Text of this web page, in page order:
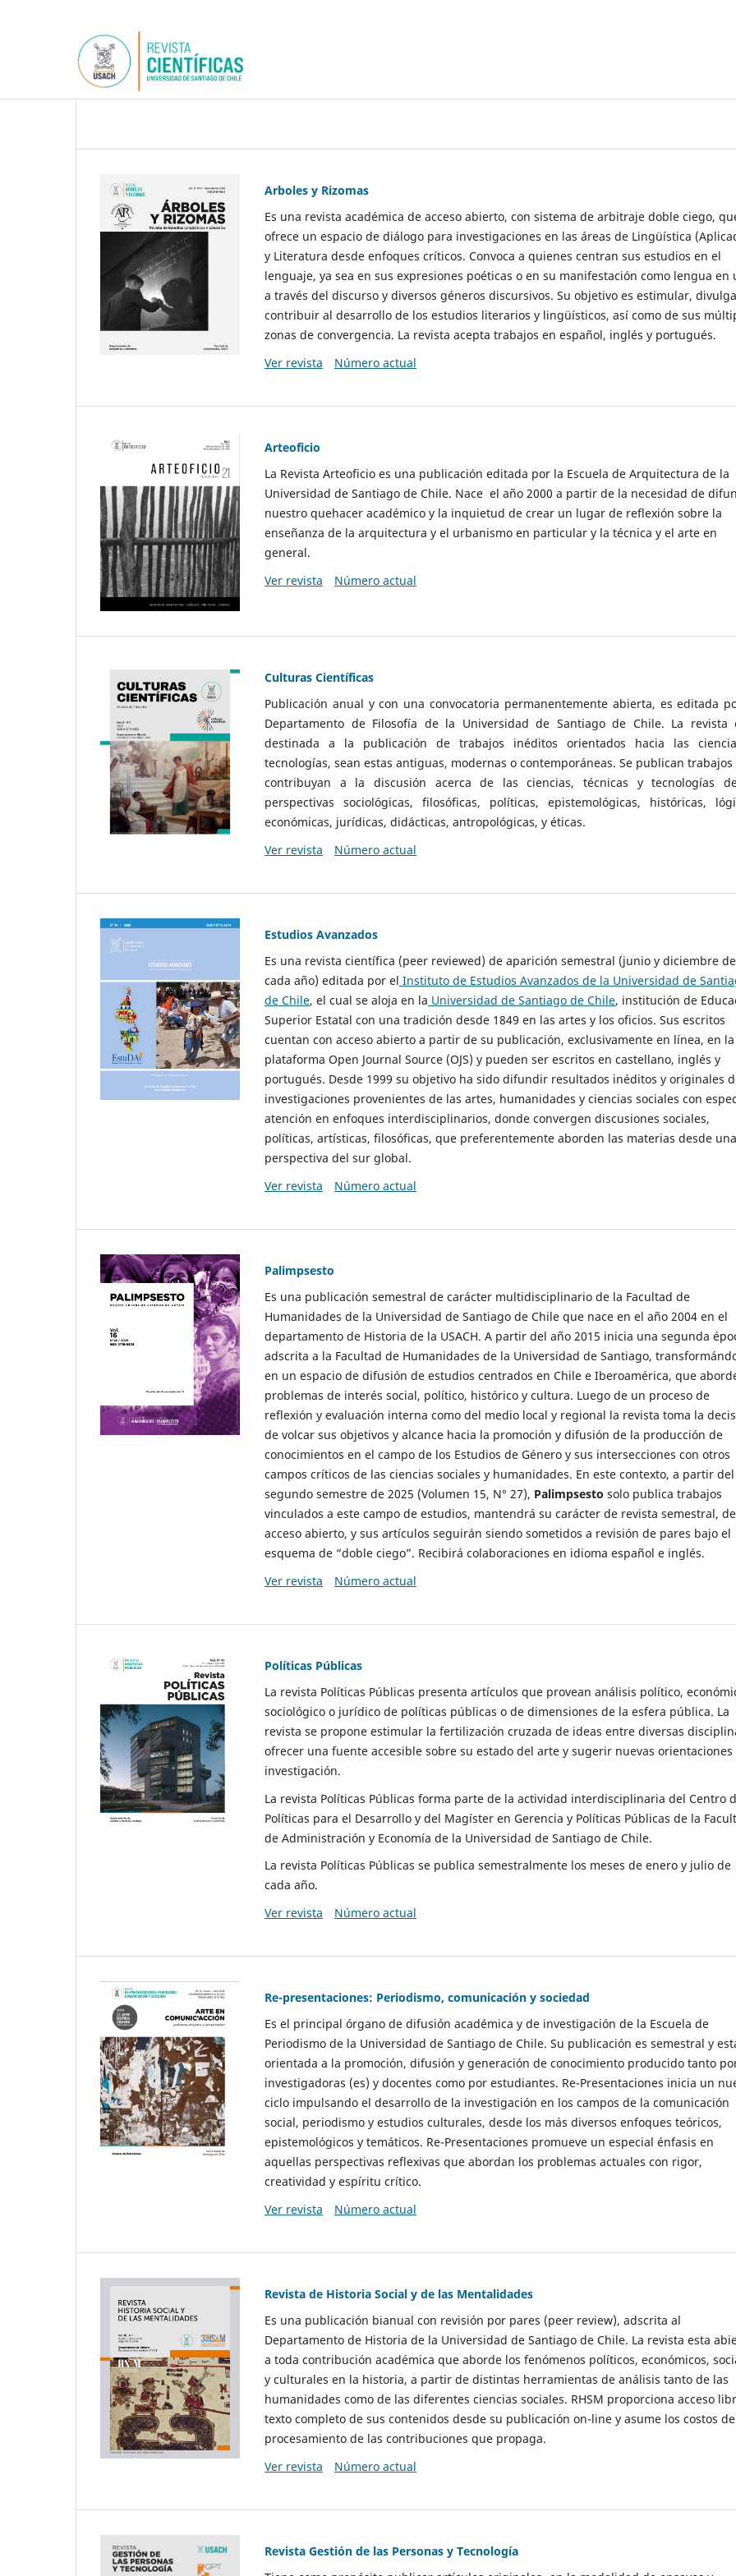
Arboles y Rizomas
Es una revista académica de acceso abierto, con sistema de arbitraje doble ciego,
ofrece un espacio de diálogo para investigaciones en las áreas de Lingüística
y Literatura desde enfoques críticos. Convoca a quienes centran sus estudios en el
lenguaje, ya sea en sus expresiones poéticas o en su manifestación como lengua en
a través del discurso y diversos géneros discursivos. Su objetivo es estimular,
contribuir al desarrollo de los estudios literarios y lingüísticos, así como de sus
zonas de convergencia. La revista acepta trabajos en español, inglés y portugués.
Ver revista
Número actual
Arteoficio
La Revista Arteoficio es una publicación editada por la Escuela de Arquitectura de la
Universidad de Santiago de Chile. Nace el año 2000 a partir de la necesidad de
nuestro quehacer académico y la inquietud de crear un lugar de reflexión sobre la
enseñanza de la arquitectura y el urbanismo en particular y la técnica y el arte en
general.
Ver revista
Número actual
Culturas Científicas
Publicación anual y con una convocatoria permanentemente abierta, es editada
Departamento de Filosofía de la Universidad de Santiago de Chile. La revista
destinada a la publicación de trabajos inéditos orientados hacia las
tecnologías, sean estas antiguas, modernas o contemporáneas. Se publican
contribuyan a la discusión acerca de las ciencias, técnicas y tecnologías
perspectivas sociológicas, filosóficas, políticas, epistemológicas, históricas,
económicas, jurídicas, didácticas, antropológicas, y éticas.
Ver revista
Número actual
Estudios Avanzados
Es una revista científica (peer reviewed) de aparición semestral (junio y diciembre de
cada año) editada por el Instituto de Estudios Avanzados de la Universidad de
de Chile, el cual se aloja en la Universidad de Santiago de Chile, institución de
Superior Estatal con una tradición desde 1849 en las artes y los oficios. Sus escritos
cuentan con acceso abierto a partir de su publicación, exclusivamente en línea, en la
plataforma Open Journal Source (OJS) y pueden ser escritos en castellano, inglés y
portugués. Desde 1999 su objetivo ha sido difundir resultados inéditos y originales
investigaciones provenientes de las artes, humanidades y ciencias sociales con
atención en enfoques interdisciplinarios, donde convergen discusiones sociales,
políticas, artísticas, filosóficas, que preferentemente aborden las materias desde una
perspectiva del sur global.
Ver revista
Número actual
Palimpsesto
Es una publicación semestral de carácter multidisciplinario de la Facultad de
Humanidades de la Universidad de Santiago de Chile que nace en el año 2004 en el
departamento de Historia de la USACH. A partir del año 2015 inicia una segunda
adscrita a la Facultad de Humanidades de la Universidad de Santiago,
en un espacio de difusión de estudios centrados en Chile e Iberoamérica, que
problemas de interés social, político, histórico y cultura. Luego de un proceso de
reflexión y evaluación interna como del medio local y regional la revista toma la
de volcar sus objetivos y alcance hacia la promoción y difusión de la producción de
conocimientos en el campo de los Estudios de Género y sus intersecciones con otros
campos críticos de las ciencias sociales y humanidades. En este contexto, a partir del
segundo semestre de 2025 (Volumen 15, N° 27), Palimpsesto solo publica trabajos
vinculados a este campo de estudios, mantendrá su carácter de revista semestral, de
acceso abierto, y sus artículos seguirán siendo sometidos a revisión de pares bajo el
esquema de “doble ciego”. Recibirá colaboraciones en idioma español e inglés.
Ver revista
Número actual
Políticas Públicas
La revista Políticas Públicas presenta artículos que provean análisis político,
sociológico o jurídico de políticas públicas o de dimensiones de la esfera pública. La
revista se propone estimular la fertilización cruzada de ideas entre diversas
ofrecer una fuente accesible sobre su estado del arte y sugerir nuevas orientaciones
investigación.
La revista Políticas Públicas forma parte de la actividad interdisciplinaria del Centro
Políticas para el Desarrollo y del Magíster en Gerencia y Políticas Públicas de la
de Administración y Economía de la Universidad de Santiago de Chile.
La revista Políticas Públicas se publica semestralmente los meses de enero y julio de
cada año.
Ver revista
Número actual
Re-presentaciones: Periodismo, comunicación y sociedad
Es el principal órgano de difusión académica y de investigación de la Escuela de
Periodismo de la Universidad de Santiago de Chile. Su publicación es semestral y
orientada a la promoción, difusión y generación de conocimiento producido tanto
investigadoras (es) y docentes como por estudiantes. Re-Presentaciones inicia un
ciclo impulsando el desarrollo de la investigación en los campos de la comunicación
social, periodismo y estudios culturales, desde los más diversos enfoques teóricos,
epistemológicos y temáticos. Re-Presentaciones promueve un especial énfasis en
aquellas perspectivas reflexivas que abordan los problemas actuales con rigor,
creatividad y espíritu crítico.
Ver revista
Número actual
Revista de Historia Social y de las Mentalidades
Es una publicación bianual con revisión por pares (peer review), adscrita al
Departamento de Historia de la Universidad de Santiago de Chile. La revista esta
a toda contribución académica que aborde los fenómenos políticos, económicos,
y culturales en la historia, a partir de distintas herramientas de análisis tanto de las
humanidades como de las diferentes ciencias sociales. RHSM proporciona acceso
texto completo de sus contenidos desde su publicación on-line y asume los costos de
procesamiento de las contribuciones que propaga.
Ver revista
Número actual
Revista Gestión de las Personas y Tecnología